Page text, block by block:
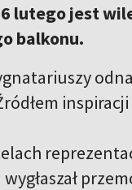
lutego jest
balkonu.